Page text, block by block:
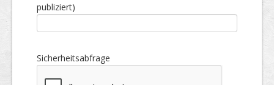
publiziert)
Sicherheitsabfrage